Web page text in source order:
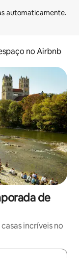
no Airbnb
de
incríveis no